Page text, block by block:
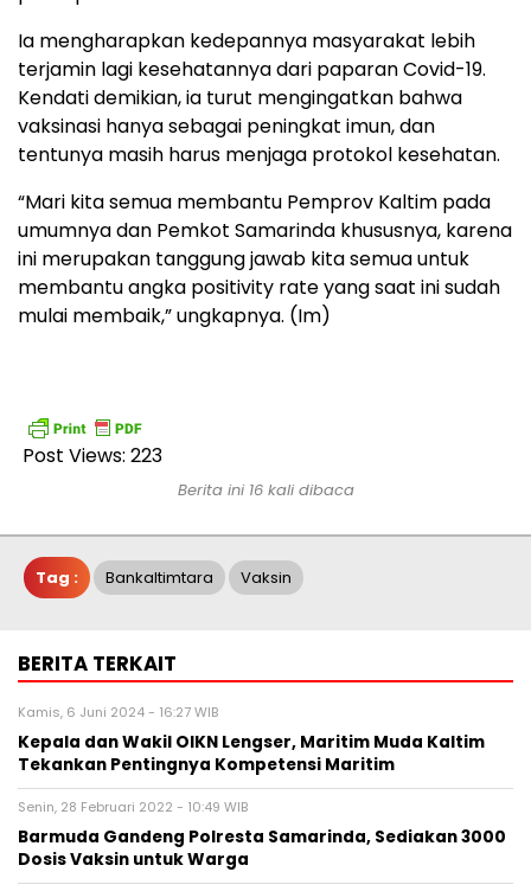
Ia mengharapkan kedepannya masyarakat lebih
terjamin lagi kesehatannya dari paparan Covid-19.
Kendati demikian, ia turut mengingatkan bahwa
vaksinasi hanya sebagai peningkat imun, dan
tentunya masih harus menjaga protokol kesehatan.
“Mari kita semua membantu Pemprov Kaltim pada
umumnya dan Pemkot Samarinda khususnya, karena
ini merupakan tanggung jawab kita semua untuk
membantu angka positivity rate yang saat ini sudah
mulai membaik,” ungkapnya. (Im)
Post Views: 223
Berita ini 16 kali dibaca
Tag : Bankaltimtara Vaksin
BERITA TERKAIT
Kamis, 6 Juni 2024 - 16:27 WIB
Kepala dan Wakil OIKN Lengser, Maritim Muda Kaltim
Tekankan Pentingnya Kompetensi Maritim
Senin, 28 Februari 2022 - 10:49 WIB
Barmuda Gandeng Polresta Samarinda, Sediakan 3000
Dosis Vaksin untuk Warga